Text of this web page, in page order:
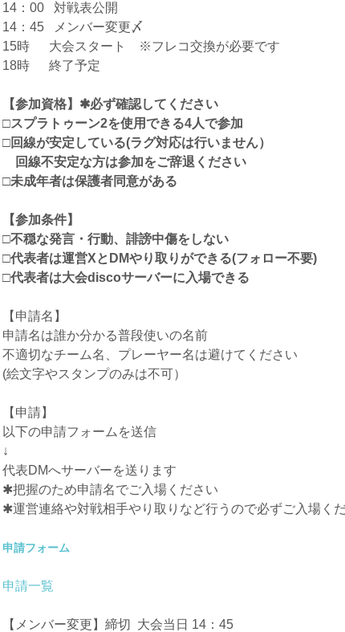
14：00 対戦表公開
14：45 メンバー変更〆
15時 大会スタート ※フレコ交換が必要です
18時 終了予定
【参加資格】✱必ず確認してください
□スプラトゥーン2を使用できる4人で参加
□回線が安定している(ラグ対応は行いません）
回線不安定な方は参加をご辞退ください
□未成年者は保護者同意がある
【参加条件】
□不穏な発言・行動、誹謗中傷をしない
□代表者は運営XとDMやり取りができる(フォロー不要)
□代表者は大会discoサーバーに入場できる
【申請名】
申請名は誰か分かる普段使いの名前
不適切なチーム名、プレーヤー名は避けてください
(絵文字やスタンプのみは不可）
【申請】
以下の申請フォームを送信
↓
代表DMへサーバーを送ります
✱把握のため申請名でご入場ください
✱運営連絡や対戦相手やり取りなど行うので必ずご入場く
申請フォーム
申請一覧
【メンバー変更】締切 大会当日 14：45